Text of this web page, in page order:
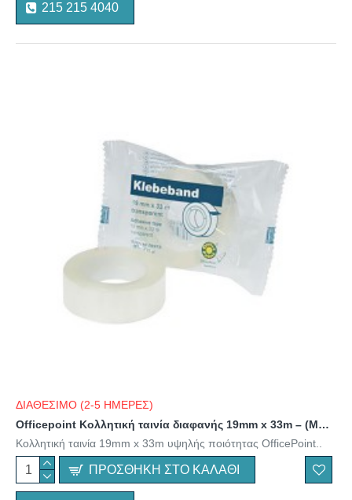
215 215 4040
ΔΙΑΘΕΣΙΜΟ (2-5 ΗΜΕΡΕΣ)
Officepoint Κολλητική ταινία διαφανής 19mm x 33m – (MAG-1343300-01) (OFPMAG-1343300-01)
Κολλητική ταινία 19mm x 33m υψηλής ποιότητας OfficePoint..
ΠΡΟΣΘΉΚΗ ΣΤΟ ΚΑΛΆΘΙ